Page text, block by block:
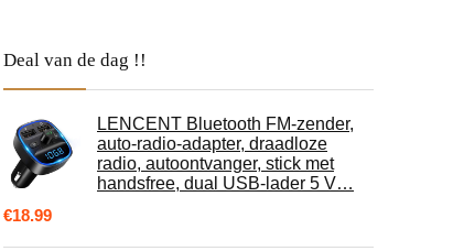
Deal van de dag !!
LENCENT Bluetooth FM-zender,
auto-radio-adapter, draadloze
radio, autoontvanger, stick met
handsfree, dual USB-lader 5 V…
€18.99